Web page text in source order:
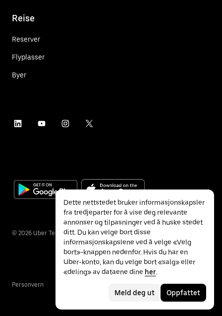
Reise
Reserver
Flyplasser
Byer
© 2026 Uber Technologies Inc.
Personvern
Dette nettstedet bruker informasjonskapsler
fra tredjeparter for å vise deg relevante
annonser og tilpasninger ved å huske stedet
ditt. Du kan velge bort disse
informasjonskapslene ved å velge «Velg
bort»-knappen nedenfor. Hvis du har en
Uber-konto, kan du velge bort «salg» eller
«deling» av dataene dine her.
Meld deg ut Oppfattet